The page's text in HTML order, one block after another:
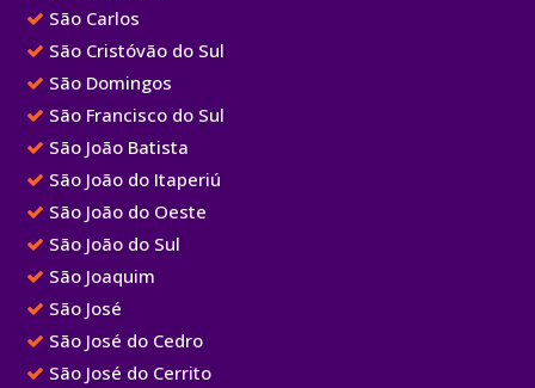
São Carlos
São Cristóvão do Sul
São Domingos
São Francisco do Sul
São João Batista
São João do Itaperiú
São João do Oeste
São João do Sul
São Joaquim
São José
São José do Cedro
São José do Cerrito